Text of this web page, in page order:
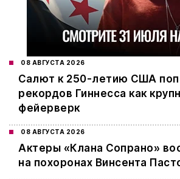
08 АВГУСТА 2026
Салют к 250-летию США
рекордов Гиннесса как
фейерверк
08 АВГУСТА 2026
Актеры «Клана Сопрано»
на похоронах Винсента